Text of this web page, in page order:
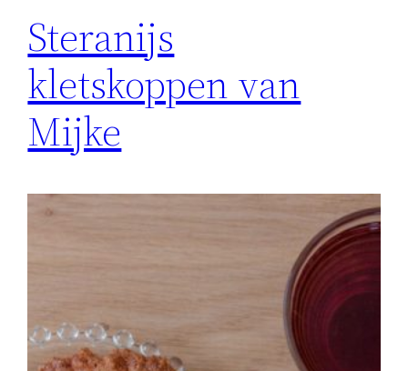
Steranijs
kletskoppen van
Mijke